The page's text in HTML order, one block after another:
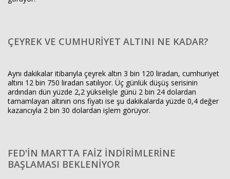
ÇEYREK VE CUMHURİYET ALTINI NE KADAR?
Aynı dakikalar itibarıyla çeyrek altın 3 bin 120 liradan, cumhuriyet
altını 12 bin 750 liradan satılıyor. Üç günlük düşüş serisinin
ardından dün yüzde 2,2 yükselişle günü 2 bin 24 dolardan
tamamlayan altının ons fiyatı ise şu dakikalarda yüzde 0,4 değer
kazancıyla 2 bin 30 dolardan işlem görüyor.
FED'İN MARTTA FAİZ İNDİRİMLERİNE
BAŞLAMASI BEKLENİYOR